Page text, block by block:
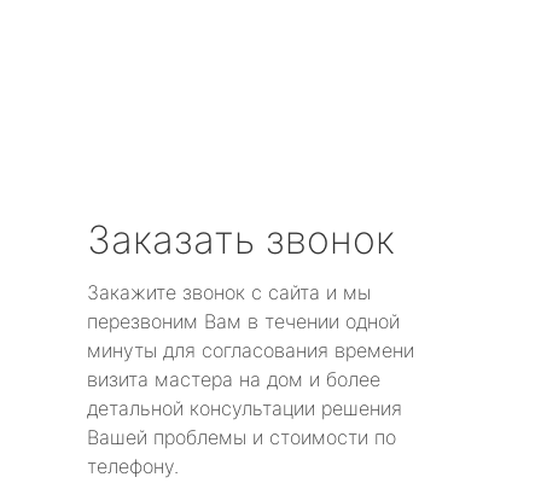
Заказать звонок
Закажите звонок с сайта и мы
перезвоним Вам в течении одной
минуты для согласования времени
визита мастера на дом и более
детальной консультации решения
Вашей проблемы и стоимости по
телефону.